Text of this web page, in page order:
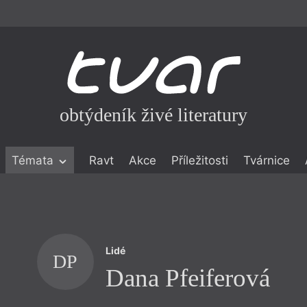
obtýdeník živé literatury
Témata Ravt Akce Příležitosti Tvárnice
DP Lidé
Dana Pfeiferová